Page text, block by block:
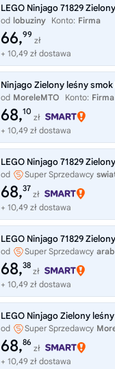
od lobuziny Konto: Firma
66,99
zł
+ 10,49 zł dostawa
Ninjago Zielony leśny smok
od MoreleMTO Konto: Firma
68,10
zł
+ 10,49 zł dostawa
LEGO Ninjago 71829
od Super Sprzedawcy
68,37
zł
+ 10,49 zł dostawa
LEGO Ninjago 71829
od Super Sprzedawcy
68,38
zł
+ 10,49 zł dostawa
od Super Sprzedawcy
68,86
zł
+ 10,49 zł dostawa